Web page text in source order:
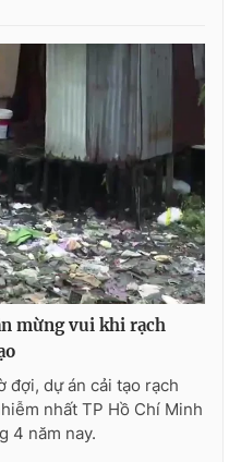
nếu không có sự chấp
mừng vui khi rạch
đợi, dự án cải tạo rạch
nhất TP Hồ Chí Minh
4 năm nay.